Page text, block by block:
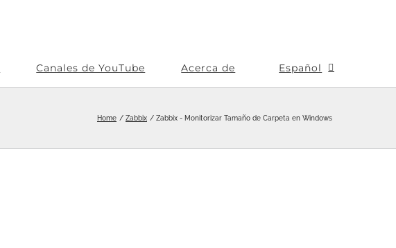
Canales de YouTube Acerca de Español
Home Zabbix Zabbix - Monitorizar Tamaño de Carpeta en Windows